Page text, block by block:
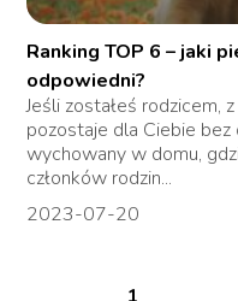
Ranking TOP 6 – jaki
odpowiedni?
Jeśli zostałeś rodzicem,
pozostaje dla Ciebie bez
wychowany w domu,
członków rodzin...
2023-07-20